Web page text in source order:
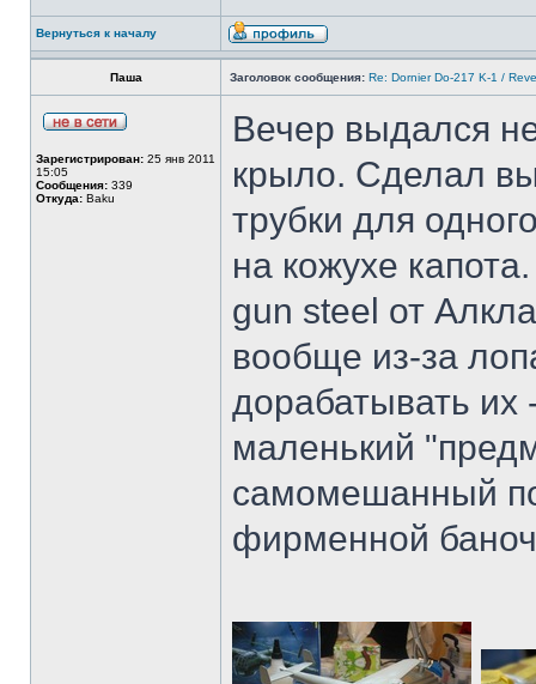
Вернуться к началу
Паша Заголовок сообщения: Re: Dornier Do-217 K-1 /
Зарегистрирован: 25 янв 2011
15:05
Сообщения: 339
Откуда: Baku
Вечер выдался
крыло. Сделал
трубки для
на кожухе
gun steel от
вообще из-за
дорабатывать
маленький
самомешанный
фирменной